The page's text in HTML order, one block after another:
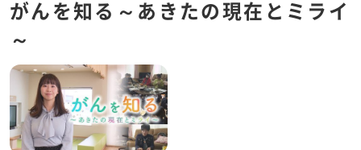
がんを知る～あきたの現在とミライ
～